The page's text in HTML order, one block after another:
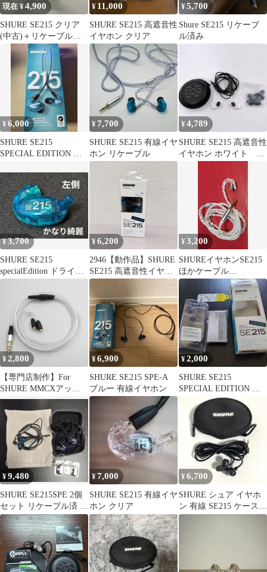
現在 ¥4,900
SHURE SE215 クリア
(中古)＋リケーブル＋
替えイヤーピース付き
(新品)
¥ 11,000
SHURE SE215 高遮音性
イヤホン クリア
¥5,700
Shure SE215 リケーブ
ル済み
¥6,000
SHURE SE215
SPECIAL EDITION イ
¥ 7,700
SHURE SE215 有線イヤ
ホン リケーブル
¥4,789
SHURE SE215 高遮音性
イヤホン ホワイト ジ
¥3,700
SHURE SE215
specialEdition ドライバ
ー【かなり綺麗】
¥6,200
2946【動作品】SHURE
SE215 高遮音性イヤホ
ン
¥3,200
SHUREイヤホンSE215
ほかケーブル
（MMCX/4.4mmバラン
ス接続）②
¥2,800
【専門店制作】For
SHURE MMCXアップ
グレードケーブルシル
バー1.2m
¥6,900
SHURE SE215 SPE-A
ブルー 有線イヤホン
¥2,000
SHURE SE215
SPECIAL EDITION 空
¥9,480
SHURE SE215SPE 2個
セット リケーブル済 新
品イヤーピース付き
¥7,000
SHURE SE215 有線イヤ
ホン クリア
¥6,700
SHURE シュア イヤホ
ン 有線 SE215 ケース付
き